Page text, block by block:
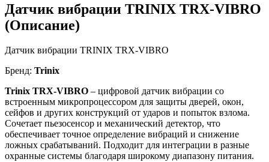
Датчик вибрации TRINIX TRX-VIBRO
(Описание)
Датчик вибрации TRINIX TRX-VIBRO
Бренд: Trinix
Trinix TRX-VIBRO – цифровой датчик вибрации со
встроенным микропроцессором для защиты дверей, окон,
сейфов и других конструкций от ударов и попыток взлома.
Сочетает пьезосенсор и механический детектор, что
обеспечивает точное определение вибраций и снижение
ложных срабатываний. Подходит для интеграции в разные
охранные системы благодаря широкому диапазону питания.